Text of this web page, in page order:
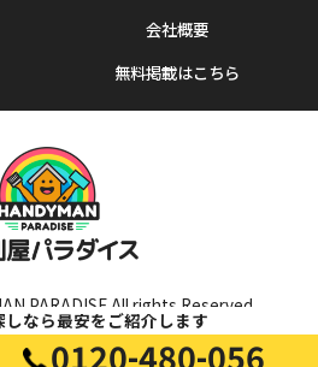
会社概要
無料掲載はこちら
PARADISE All rights Reserved.
なら最安をご紹介します
0120-480-056